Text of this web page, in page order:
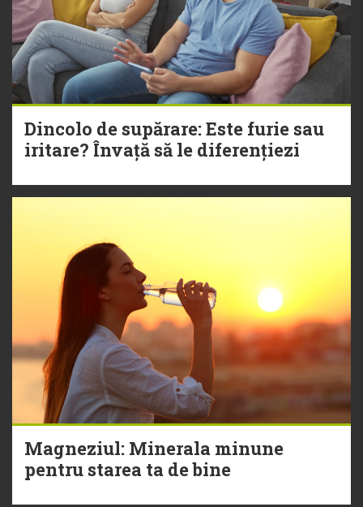
Dincolo de supărare: Este furie sau
iritare? Învață să le diferențiezi
Magneziul: Minerala minune
pentru starea ta de bine